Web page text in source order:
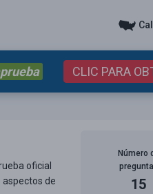
CLIC PARA
oficial
de
Número
15